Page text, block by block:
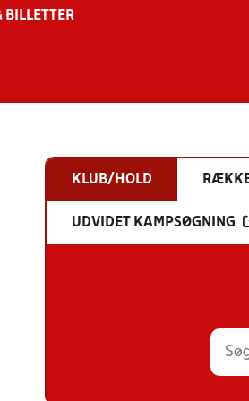
BILLETTER
KLUB/HOLD
UDVIDET KAMPSØGNING